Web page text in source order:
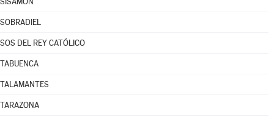
SOBRADIEL
SOS DEL REY CATÓLICO
TABUENCA
TALAMANTES
TARAZONA